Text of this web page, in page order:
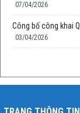
07/04/2026
Công bố công khai
03/04/2026